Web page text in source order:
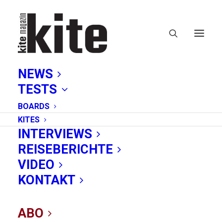
NEWS
TESTS
BOARDS
KITES
INTERVIEWS
REISEBERICHTE
VIDEO
KONTAKT
ABO
Gewinnspiel: